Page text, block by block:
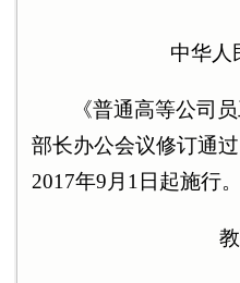
中华人民共
《普通高等公司
部长办公会议修订通
2017年9月1日起施行。
教育部